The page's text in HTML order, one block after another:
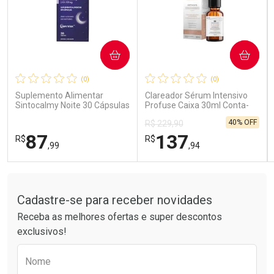
Comprar sem Desconto
Por R$ 85,99/cada
Comprar sem Desconto
Por R$ 85,99/cada
Comprar sem Desconto
Por R$ 15,99/cada
Comprar sem Desconto
Por R$ 15,99/cada
(0)
Suplemento Alimentar
Sintocalmy Noite 30 Cápsulas
R$87,99
COMPRAR
Laboratório
Por Menos
(0)
Clareador Sérum Intensivo
Profuse Caixa 30ml Conta-
R$ 229,90
R$137,94
40% OFF
COMPRAR
Laboratório
Por Menos
Cadastre-se para receber novidades
Receba as melhores ofertas e super descontos
exclusivos!
Nome